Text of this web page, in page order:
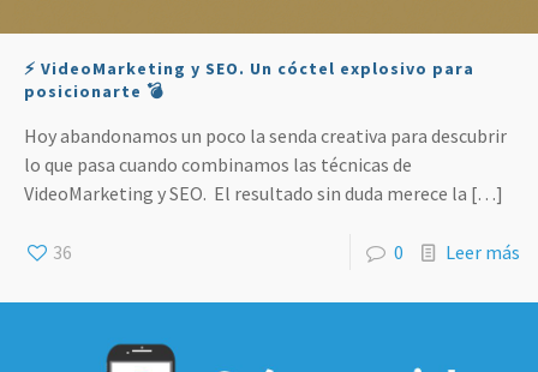
⚡️ VideoMarketing y SEO. Un cóctel explosivo para
posicionarte 💣
Hoy abandonamos un poco la senda creativa para descubrir
lo que pasa cuando combinamos las técnicas de
VideoMarketing y SEO. El resultado sin duda merece la […]
36 0 Leer más